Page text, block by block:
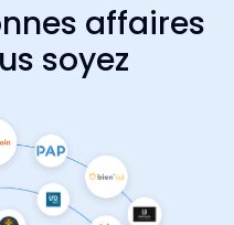
affaires
soyez